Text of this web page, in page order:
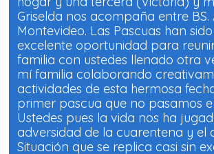
Griselda nos acompaña entre BS.
Montevideo. Las Pascuas han
excelente oportunidad para
familia con ustedes llenado otra
mí familia colaborando
actividades de esta hermosa
primer pascua que no pasamos
Ustedes pues la vida nos ha
adversidad de la cuarentena y el
Situación que se replica casi sin